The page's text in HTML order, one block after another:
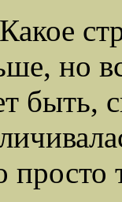
но
быть,
просто